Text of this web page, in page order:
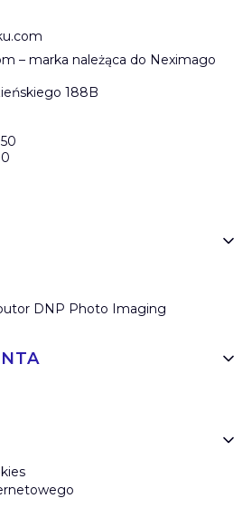
– marka należąca do Neximago
188B
DNP Photo Imaging